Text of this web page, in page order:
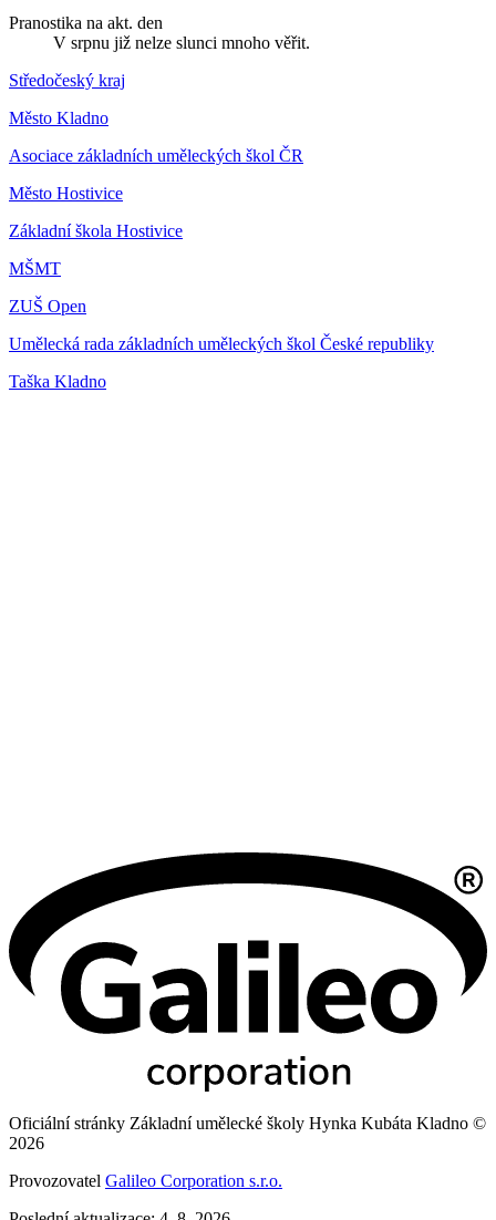
Pranostika na akt. den
V srpnu již nelze slunci mnoho věřit.
Středočeský kraj
Město Kladno
Asociace základních uměleckých škol ČR
Město Hostivice
Základní škola Hostivice
MŠMT
ZUŠ Open
Umělecká rada základních uměleckých škol České republiky
Taška Kladno
Oficiální stránky Základní umělecké školy Hynka Kubáta Kladno ©
2026
Provozovatel Galileo Corporation s.r.o.